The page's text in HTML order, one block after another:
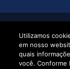
SETDIG |
Executiva de
Transformação
Utilizamos
em nosso
quais
você. Conforme